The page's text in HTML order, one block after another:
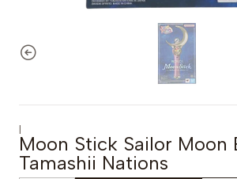
|
Moon Stick Sailor Moon
Tamashii Nations